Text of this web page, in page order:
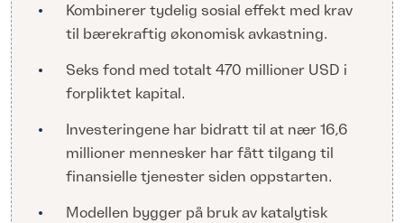
Kombinerer tydelig sosial effekt med krav
til bærekraftig økonomisk avkastning.
Seks fond med totalt 470 millioner USD i
forpliktet kapital.
Investeringene har bidratt til at nær 16,6
millioner mennesker har fått tilgang til
finansielle tjenester siden oppstarten.
Modellen bygger på bruk av katalytisk